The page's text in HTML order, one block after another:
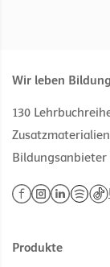
Wir leben
130
Bildungsanbieter
Produkte